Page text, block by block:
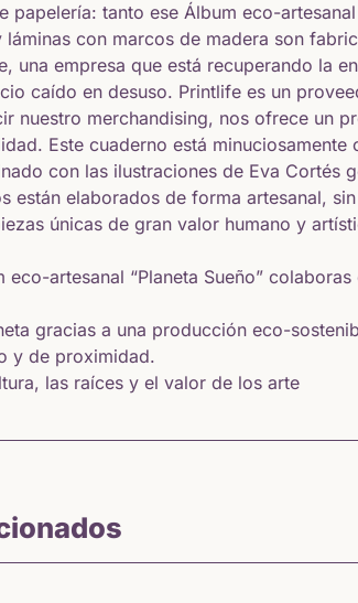
papelería: tanto ese Álbum eco-artesanal
con marcos de madera son
una empresa que está recuperando la
caído en desuso. Printlife es un
nuestro merchandising, nos ofrece un
Este cuaderno está minuciosamente
con las ilustraciones de Eva Cortés
están elaborados de forma artesanal,
únicas de gran valor humano y
eco-artesanal “Planeta Sueño”
gracias a una producción eco-
y de proximidad.
las raíces y el valor de los arte